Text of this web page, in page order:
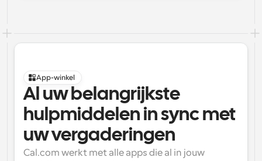
App-winkel
Al uw belangrijkste
hulpmiddelen in sync met
uw vergaderingen
Cal.com werkt met alle apps die al in jouw